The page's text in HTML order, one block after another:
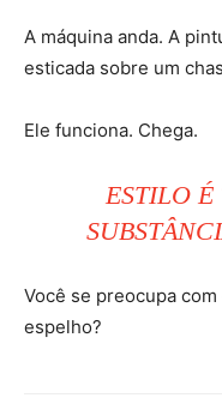
A máquina anda. A
esticada sobre um
Ele funciona. Chega.
ESTILO
Você se preocupa com
espelho?